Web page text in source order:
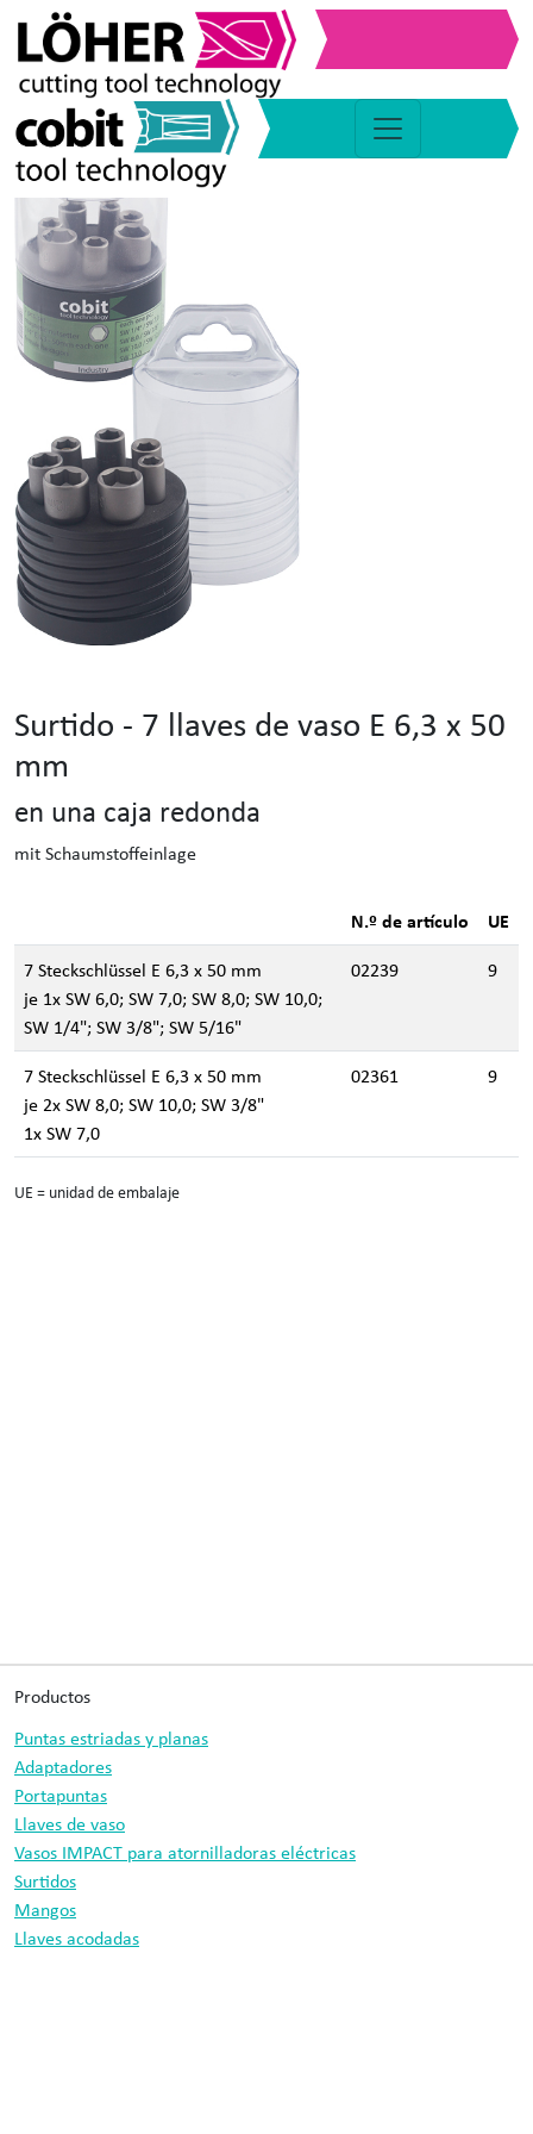
Surtido - 7 llaves de vaso E 6,3 x 50
mm
en una caja redonda
mit Schaumstoffeinlage
N.º de artículo
UE
7 Steckschlüssel E 6,3 x 50 mm
je 1x SW 6,0; SW 7,0; SW 8,0; SW 10,0;
SW 1/4"; SW 3/8"; SW 5/16"
02239 9
7 Steckschlüssel E 6,3 x 50 mm
je 2x SW 8,0; SW 10,0; SW 3/8"
1x SW 7,0
02361 9
UE = unidad de embalaje
Productos
Puntas estriadas y planas
Adaptadores
Portapuntas
Llaves de vaso
Vasos IMPACT para atornilladoras eléctricas
Surtidos
Mangos
Llaves acodadas